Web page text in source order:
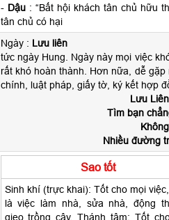
- Dậu: “Bất hội khách tân chủ hữu
tân chủ có hại
Ngày : Lưu liên
tức ngày Hung. Ngày này mọi việc
rất khó hoàn thành. Hơn nữa, dễ
chính, luật pháp, giấy tờ, ký kết hợp
Lưu
Tìm bạn
Nhiều đường
Sao tốt
Sinh khí (trực khai): Tốt cho mọi
là việc làm nhà, sửa nhà, động
gieo trồng cây. Thánh tâm: Tốt